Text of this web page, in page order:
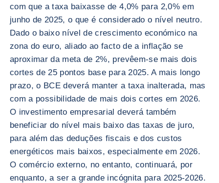
com que a taxa baixasse de 4,0% para 2,0% em
junho de 2025, o que é considerado o nível neutro.
Dado o baixo nível de crescimento económico na
zona do euro, aliado ao facto de a inflação se
aproximar da meta de 2%, prevêem-se mais dois
cortes de 25 pontos base para 2025. A mais longo
prazo, o BCE deverá manter a taxa inalterada, mas
com a possibilidade de mais dois cortes em 2026.
O investimento empresarial deverá também
beneficiar do nível mais baixo das taxas de juro,
para além das deduções fiscais e dos custos
energéticos mais baixos, especialmente em 2026.
O comércio externo, no entanto, continuará, por
enquanto, a ser a grande incógnita para 2025-2026.